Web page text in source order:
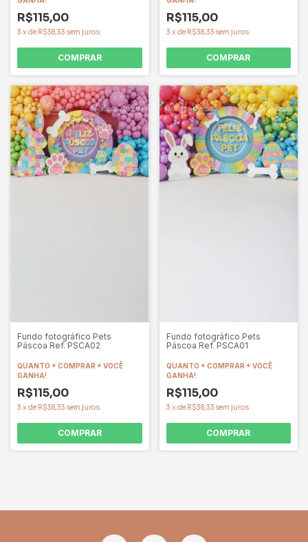
R$115,00
3 x de R$38,33 sem juros
COMPRAR
R$115,00
3 x de R$38,33 sem juros
COMPRAR
Fundo fotográfico Pets
Páscoa Ref. PSCA02
QUANTO + COMPRAR + VOCÊ
GANHA!
R$115,00
3 x de R$38,33 sem juros
COMPRAR
Fundo fotográfico Pets
Páscoa Ref. PSCA01
QUANTO + COMPRAR + VOCÊ
GANHA!
R$115,00
3 x de R$38,33 sem juros
COMPRAR